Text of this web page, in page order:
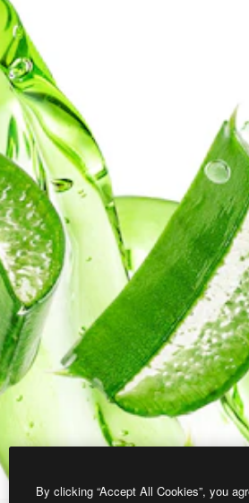
By clicking “Accept All Cookies”, you